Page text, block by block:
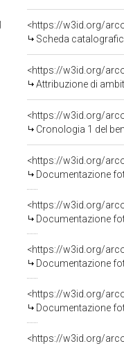
<https://w3id.org/
Scheda
<https://w3id.org/
Attribuzione di
<https://w3id.org/
Cronologia 1 del
Documentazione
Documentazione
Documentazione
Documentazione